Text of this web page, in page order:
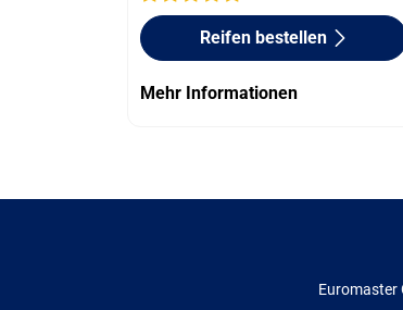
Reifen bestellen
Mehr Informationen
Euromaster